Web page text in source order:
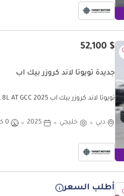
$ 52,100
جديدة تويوتا لاند كروزر بيك آب
تويوتا لاند كروزر بيك آب LC79 DC 2.8L AT GCC 2025
دبي خليجي 2025 0 كيلومتر
أطلب السعر